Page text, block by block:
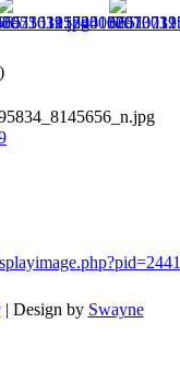
| Design by Swayne